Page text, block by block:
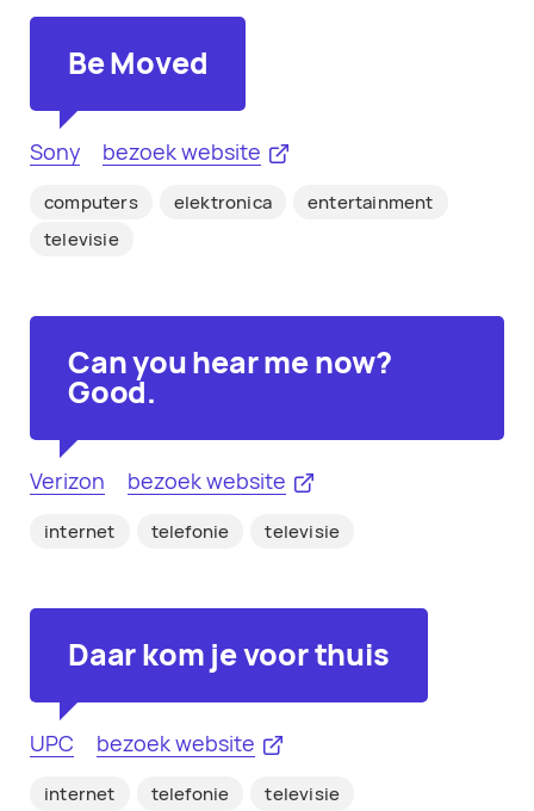
Be Moved
Sony bezoek website
computers elektronica
entertainment
televisie
Can you hear me now?
Good.
Verizon bezoek website
internet telefonie televisie
Daar kom je voor thuis
UPC bezoek website
internet telefonie televisie